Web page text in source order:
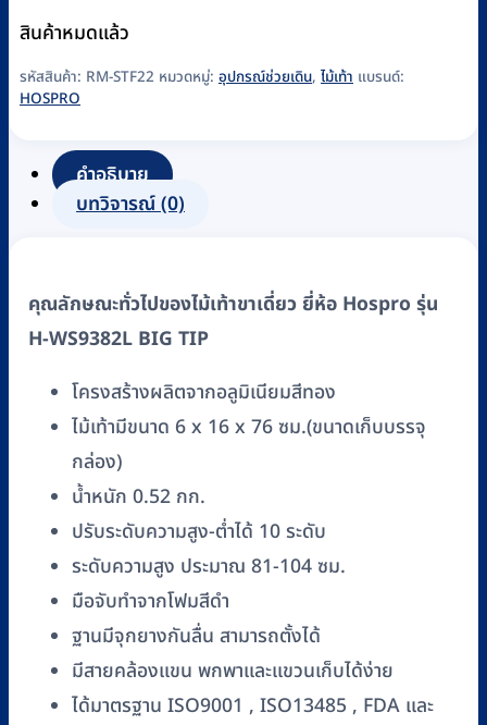
สินค้าหมดแล้ว
รหัสสินค้า: RM-STF22 หมวดหมู่: อุปกรณ์ช่วยเดิน, ไม้เท้า แบรนด์:
HOSPRO
คำอธิบาย
บทวิจารณ์ (0)
คุณลักษณะทั่วไปของไม้เท้าขาเดี่ยว ยี่ห้อ Hospro รุ่น
H-WS9382L BIG TIP
โครงสร้างผลิตจากอลูมิเนียมสีทอง
ไม้เท้ามีขนาด 6 x 16 x 76 ซม.(ขนาดเก็บบรรจุ
กล่อง)
น้ำหนัก 0.52 กก.
ปรับระดับความสูง-ต่ำได้ 10 ระดับ
ระดับความสูง ประมาณ 81-104 ซม.
มือจับทำจากโฟมสีดำ
ฐานมีจุกยางกันลื่น สามารถตั้งได้
มีสายคล้องแขน พกพาและแขวนเก็บได้ง่าย
ได้มาตรฐาน ISO9001 , ISO13485 , FDA และ